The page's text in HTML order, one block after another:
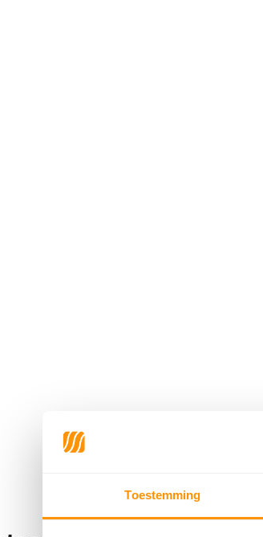
Toestemming